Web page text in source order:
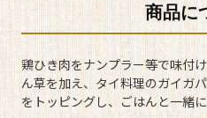
商品に
鶏ひき肉をナンプラー等で味付
ん草を加え、タイ料理のガイガ
をトッピングし、ごはんと一緒